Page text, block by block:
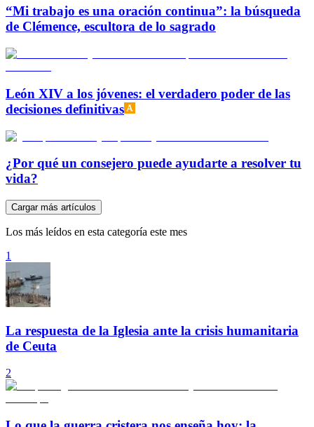
“Mi trabajo es una oración continua”: la búsqueda
de Clémence, escultora de lo sagrado
León XIV a los jóvenes: el verdadero poder de las
decisiones definitivas
¿Por qué un consejero puede ayudarte a resolver tu
vida?
Cargar más artículos
Los más leídos en esta categoría este mes
1
La respuesta de la Iglesia ante la crisis humanitaria
de Ceuta
2